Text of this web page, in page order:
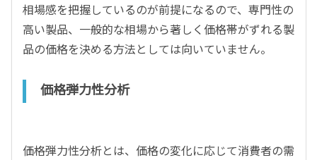
相場感を把握しているのが前提になるので、専門性の
高い製品、一般的な相場から著しく価格帯がずれる製
品の価格を決める方法としては向いていません。
価格弾力性分析
価格弾力性分析とは、価格の変化に応じて消費者の需